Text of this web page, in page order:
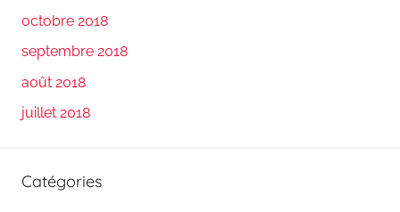
octobre 2018
septembre 2018
août 2018
juillet 2018
Catégories